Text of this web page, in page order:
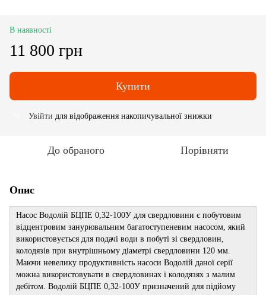
В наявності
11 800 грн
Купити
Увійти для відображення накопичувальної знижки
До обраного Порівняти
Опис
Насос Водолій БЦПЕ 0,32-100У для свердловини є побутовим
відцентровим занурювальним багатоступеневим насосом, який
використовується для подачі води в побуті зі свердловин,
колодязів при внутрішньому діаметрі свердловини 120 мм.
Маючи невелику продуктивність насоси Водолій даної серії
можна використовувати в свердловинах і колодязях з малим
дебітом. Водолій БЦПЕ 0,32-100У призначений для підйому